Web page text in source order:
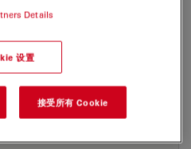
Contrast to the Next Level
CRS Application Note
11 MB
Details
设置
接受所有 Cookie